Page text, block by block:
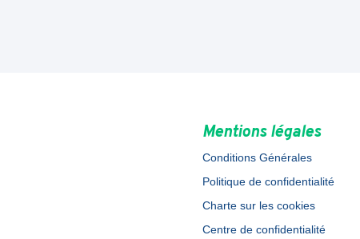
Mentions légales
Conditions Générales
Politique de confidentialité
Charte sur les cookies
Centre de confidentialité